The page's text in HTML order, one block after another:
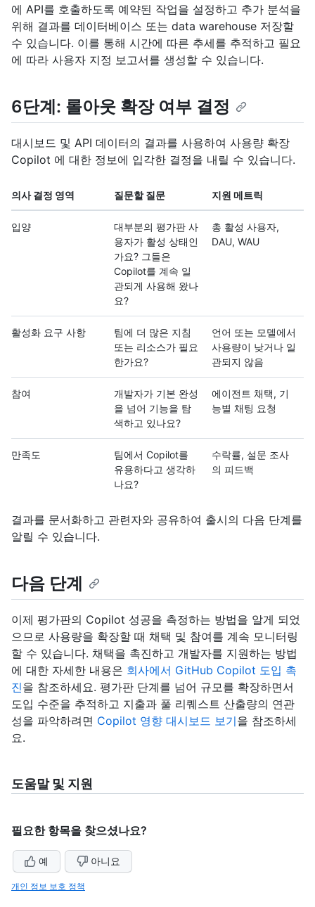
에 API를 호출하도록 예약된 작업을 설정하고 추가 분석을
위해 결과를 데이터베이스 또는 data warehouse 저장할
수 있습니다. 이를 통해 시간에 따른 추세를 추적하고 필요
에 따라 사용자 지정 보고서를 생성할 수 있습니다.
6단계: 롤아웃 확장 여부 결정
대시보드 및 API 데이터의 결과를 사용하여 사용량 확장
Copilot 에 대한 정보에 입각한 결정을 내릴 수 있습니다.
의사 결정 영역 질문할 질문 지원 메트릭
입양
대부분의 평가판 사
용자가 활성 상태인
가요? 그들은
Copilot를 계속 일
관되게 사용해 왔나
요?
총 활성 사용자,
DAU, WAU
활성화 요구 사항
팀에 더 많은 지침
또는 리소스가 필요
한가요?
언어 또는 모델에서
사용량이 낮거나 일
관되지 않음
참여
개발자가 기본 완성
을 넘어 기능을 탐
색하고 있나요?
에이전트 채택, 기
능별 채팅 요청
만족도
팀에서 Copilot를
유용하다고 생각하
나요?
수락률, 설문 조사
의 피드백
결과를 문서화하고 관련자와 공유하여 출시의 다음 단계를
알릴 수 있습니다.
다음 단계
이제 평가판의 Copilot 성공을 측정하는 방법을 알게 되었
으므로 사용량을 확장할 때 채택 및 참여를 계속 모니터링
할 수 있습니다. 채택을 촉진하고 개발자를 지원하는 방법
에 대한 자세한 내용은 회사에서 GitHub Copilot 도입 촉
진을 참조하세요. 평가판 단계를 넘어 규모를 확장하면서
도입 수준을 추적하고 지출과 풀 리퀘스트 산출량의 연관
성을 파악하려면 Copilot 영향 대시보드 보기을 참조하세
요.
도움말 및 지원
필요한 항목을 찾으셨나요?
예 아니요
개인 정보 보호 정책